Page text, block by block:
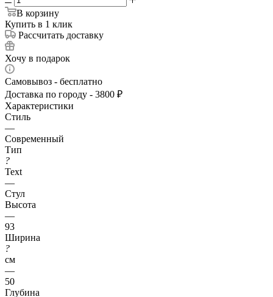
В корзину
Купить в 1 клик
Рассчитать доставку
Хочу в подарок
Самовывоз - бесплатно
Доставка по городу - 3800 ₽
Характеристики
Стиль
—
Современный
Тип
?
Text
—
Стул
Высота
—
93
Ширина
?
см
—
50
Глубина